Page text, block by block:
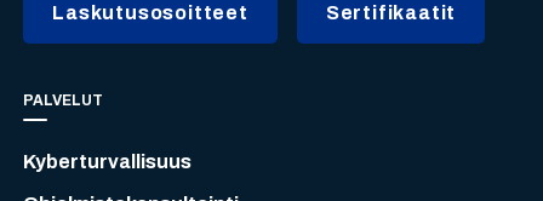
Laskutusosoitteet Sertifikaatit
PALVELUT
Kyberturvallisuus